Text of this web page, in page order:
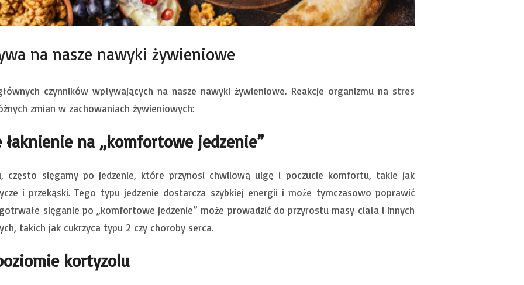
na nasze nawyki żywieniowe
czynników wpływających na nasze nawyki żywieniowe. Reakcje organizmu na stres
zmian w zachowaniach żywieniowych:
łaknienie na „komfortowe jedzenie”
często sięgamy po jedzenie, które przynosi chwilową ulgę i poczucie komfortu, takie jak
i przekąski. Tego typu jedzenie dostarcza szybkiej energii i może tymczasowo poprawić
sięganie po „komfortowe jedzenie” może prowadzić do przyrostu masy ciała i innych
takich jak cukrzyca typu 2 czy choroby serca.
kortyzolu